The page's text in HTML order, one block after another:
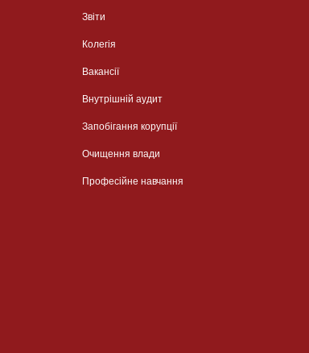
Звіти
Колегія
Вакансії
Внутрішній аудит
Запобігання корупції
Очищення влади
Професійне навчання